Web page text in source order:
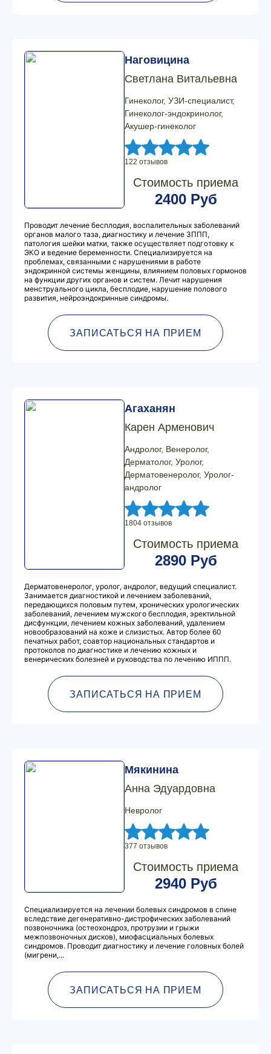
Наговицина
Светлана Витальевна
Гинеколог, УЗИ-специалист,
Гинеколог-эндокринолог,
Акушер-гинеколог
122 отзывов
Стоимость приема
2400 Руб
Проводит лечение бесплодия, воспалительных заболеваний
органов малого таза, диагностику и лечение ЗППП,
патология шейки матки, также осуществляет подготовку к
ЭКО и ведение беременности. Специализируется на
проблемах, связанными с нарушениями в работе
эндокринной системы женщины, влиянием половых гормонов
на функции других органов и систем. Лечит нарушения
менструального цикла, бесплодие, нарушение полового
развития, нейроэндокринные синдромы.
ЗАПИСАТЬСЯ НА ПРИЕМ
Агаханян
Карен Арменович
Андролог, Венеролог,
Дерматолог, Уролог,
Дерматовенеролог, Уролог-
андролог
1804 отзывов
Стоимость приема
2890 Руб
Дерматовенеролог, уролог, андролог, ведущий специалист.
Занимается диагностикой и лечением заболеваний,
передающихся половым путем, хронических урологических
заболеваний, лечением мужского бесплодия, эректильной
дисфункции, лечением кожных заболеваний, удалением
новообразований на коже и слизистых. Автор более 60
печатных работ, соавтор национальных стандартов и
протоколов по диагностике и лечению кожных и
венерических болезней и руководства по лечению ИППП.
ЗАПИСАТЬСЯ НА ПРИЕМ
Мякинина
Анна Эдуардовна
Невролог
377 отзывов
Стоимость приема
2940 Руб
Специализируется на лечении болевых синдромов в спине
вследствие дегенеративно-дистрофических заболеваний
позвоночника (остеохондроз, протрузии и грыжи
межпозвоночных дисков), миофасциальных болевых
синдромов. Проводит диагностику и лечение головных болей
(мигрени,...
ЗАПИСАТЬСЯ НА ПРИЕМ